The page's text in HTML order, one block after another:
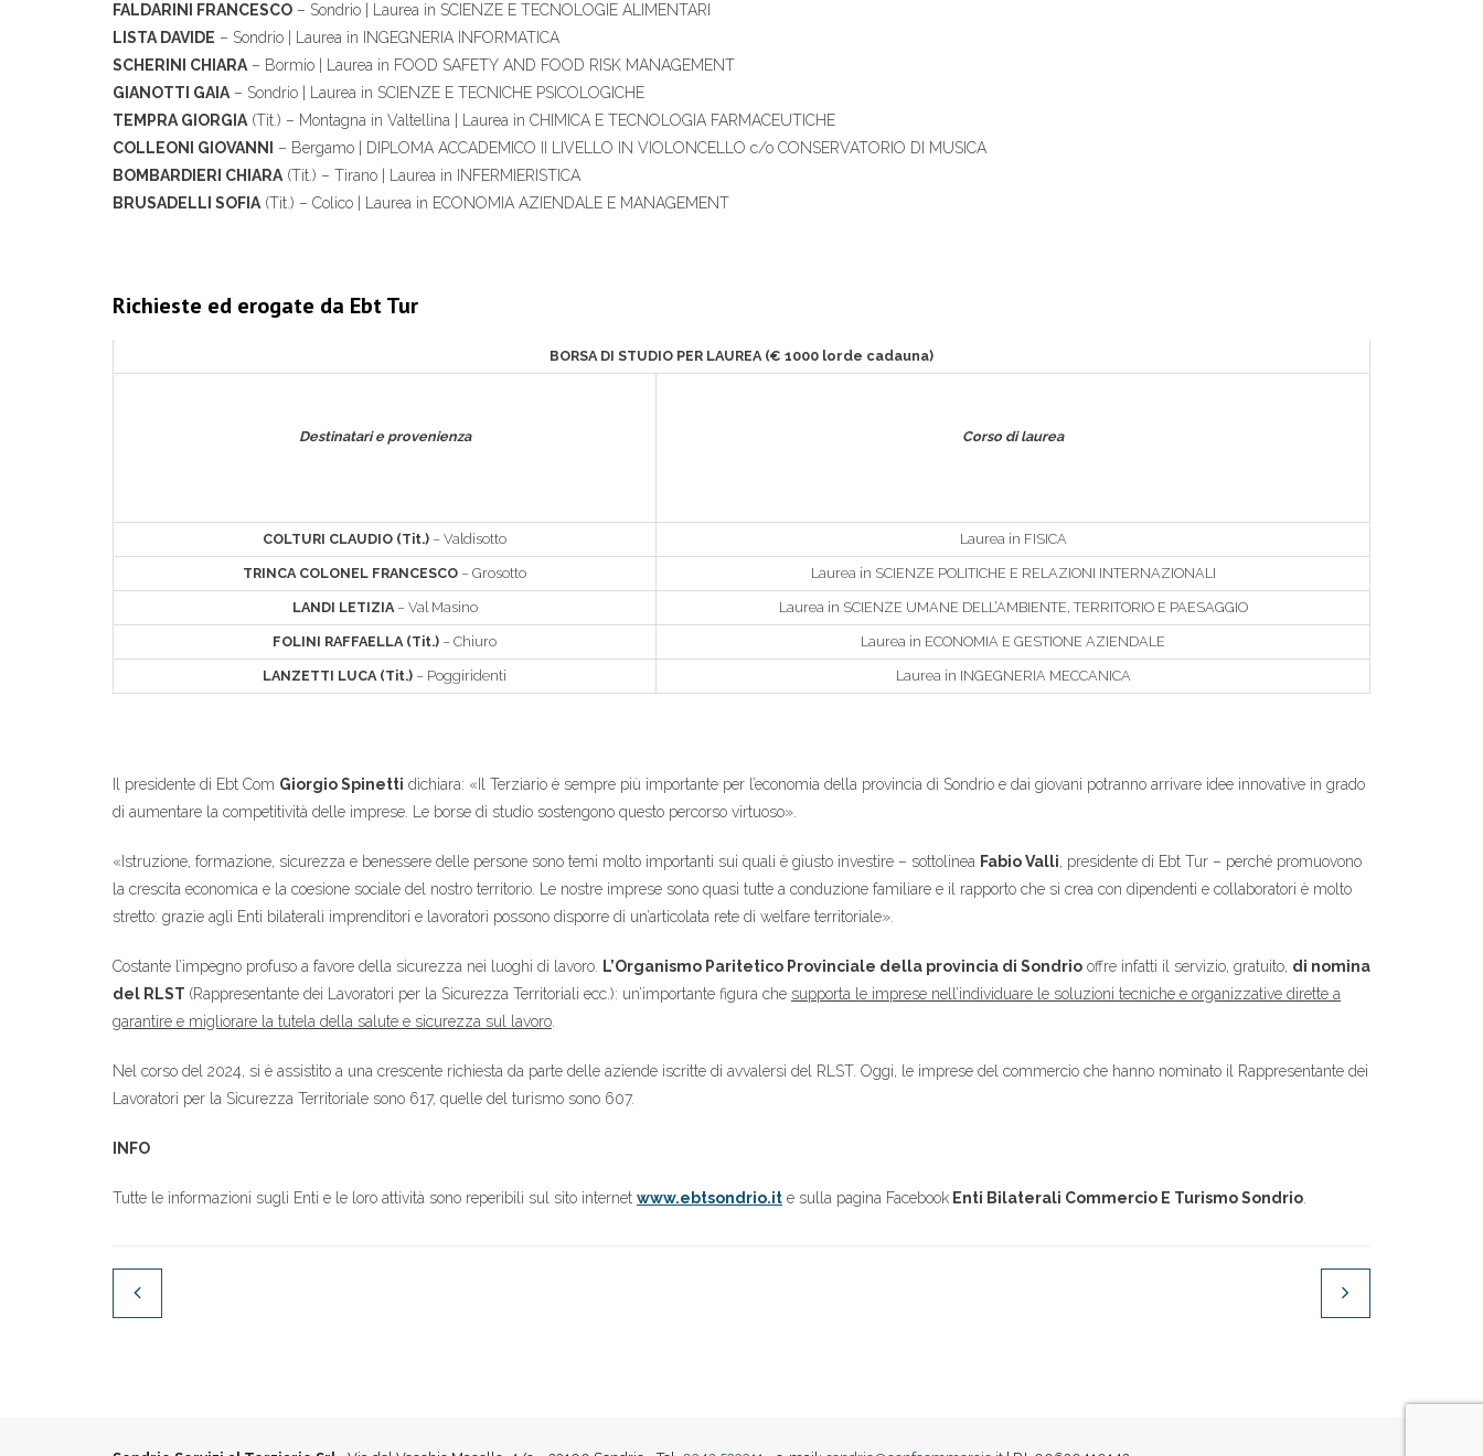
FALDARINI FRANCESCO – Sondrio | Laurea in SCIENZE E TECNOLOGIE ALIMENTARI
LISTA DAVIDE – Sondrio | Laurea in INGEGNERIA INFORMATICA
SCHERINI CHIARA – Bormio | Laurea in FOOD SAFETY AND FOOD RISK MANAGEMENT
GIANOTTI GAIA – Sondrio | Laurea in SCIENZE E TECNICHE PSICOLOGICHE
TEMPRA GIORGIA (Tit.) – Montagna in Valtellina | Laurea in CHIMICA E TECNOLOGIA FARMACEUTICHE
COLLEONI GIOVANNI
– Bergamo | DIPLOMA ACCADEMICO II LIVELLO IN VIOLONCELLO c/o CONSERVATORIO DI MUSICA
BOMBARDIERI CHIARA (Tit.) – Tirano | Laurea in INFERMIERISTICA
BRUSADELLI SOFIA (Tit.) – Colico | Laurea in ECONOMIA AZIENDALE E MANAGEMENT
Richieste ed erogate da Ebt Tur
BORSA DI STUDIO PER LAUREA (€ 1000 lorde cadauna)
Destinatari e provenienza Corso di laurea
COLTURI CLAUDIO (Tit.) – Valdisotto Laurea in FISICA
TRINCA COLONEL FRANCESCO – Grosotto Laurea in SCIENZE POLITICHE E RELAZIONI INTERNAZIONALI
LANDI LETIZIA – Val Masino Laurea in SCIENZE UMANE DELL’AMBIENTE, TERRITORIO E PAESAGGIO
FOLINI RAFFAELLA (Tit.) – Chiuro Laurea in ECONOMIA E GESTIONE AZIENDALE
LANZETTI LUCA (Tit.) – Poggiridenti Laurea in INGEGNERIA MECCANICA
Il presidente di Ebt Com Giorgio Spinetti dichiara: «Il Terziario è sempre più importante per l’economia della provincia di Sondrio e dai giovani potranno arrivare idee innovative in grado
di aumentare la competitività delle imprese. Le borse di studio sostengono questo percorso virtuoso».
«Istruzione, formazione, sicurezza e benessere delle persone sono temi molto importanti sui quali è giusto investire – sottolinea Fabio Valli , presidente di Ebt Tur – perché promuovono
la crescita economica e la coesione sociale del nostro territorio. Le nostre imprese sono quasi tutte a conduzione familiare e il rapporto che si crea con dipendenti e collaboratori è molto
stretto: grazie agli Enti bilaterali imprenditori e lavoratori possono disporre di un’articolata rete di welfare territoriale».
Costante l’impegno profuso a favore della sicurezza nei luoghi di lavoro. L’Organismo Paritetico Provinciale della provincia di Sondrio offre infatti il servizio, gratuito, di nomina
del RLST (Rappresentante dei Lavoratori per la Sicurezza Territoriali ecc.): un’importante figura che supporta le imprese nell’individuare le soluzioni tecniche e organizzative dirette a
garantire e migliorare la tutela della salute e sicurezza sul lavoro
Nel corso del 2024, si è assistito a una crescente richiesta da parte delle aziende iscritte di avvalersi del RLST. Oggi, le imprese del commercio che hanno nominato il Rappresentante dei
Lavoratori per la Sicurezza Territoriale sono 617, quelle del turismo sono 607.
INFO
Tutte le informazioni sugli Enti e le loro attività sono reperibili sul sito internet www.ebtsondrio.it e sulla pagina Facebook Enti Bilaterali Commercio E Turismo Sondrio